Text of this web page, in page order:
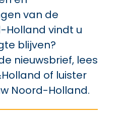
van de
Holland vindt u
blijven?
nieuwsbrief, lees
of luister
Noord-Holland.